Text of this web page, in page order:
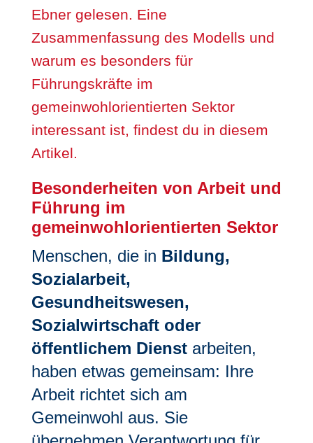
Ebner gelesen. Eine
Zusammenfassung des Modells und
warum es besonders für
Führungskräfte im
gemeinwohlorientierten Sektor
interessant ist, findest du in diesem
Artikel.
Besonderheiten von Arbeit und
Führung im
gemeinwohlorientierten Sektor
Menschen, die in Bildung,
Sozialarbeit,
Gesundheitswesen,
Sozialwirtschaft oder
öffentlichem Dienstarbeiten,
haben etwas gemeinsam: Ihre
Arbeit richtet sich am
Gemeinwohl aus. Sie